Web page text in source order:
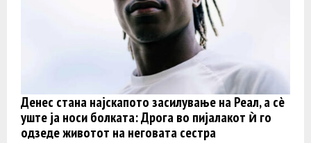
Денес стана најскапото засилување на Реал, а сè
уште ја носи болката: Дрога во пијалакот ѝ го
одзеде животот на неговата сестра